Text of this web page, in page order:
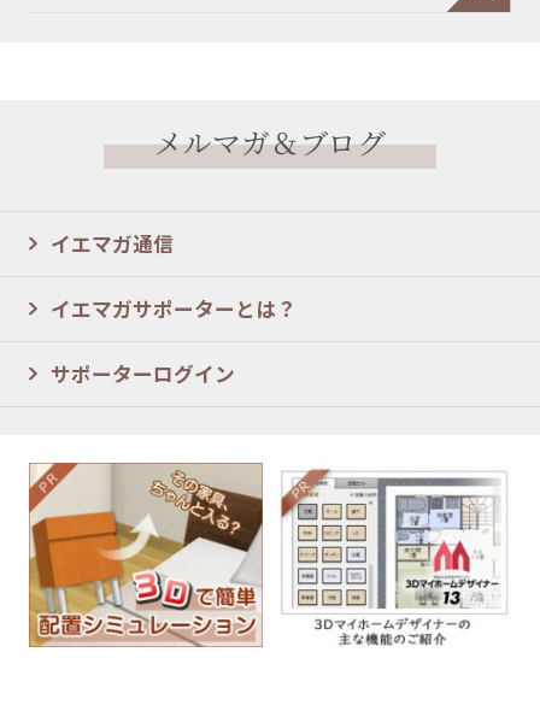
メルマガ＆ブログ
イエマガ通信
イエマガサポーターとは？
サポーターログイン